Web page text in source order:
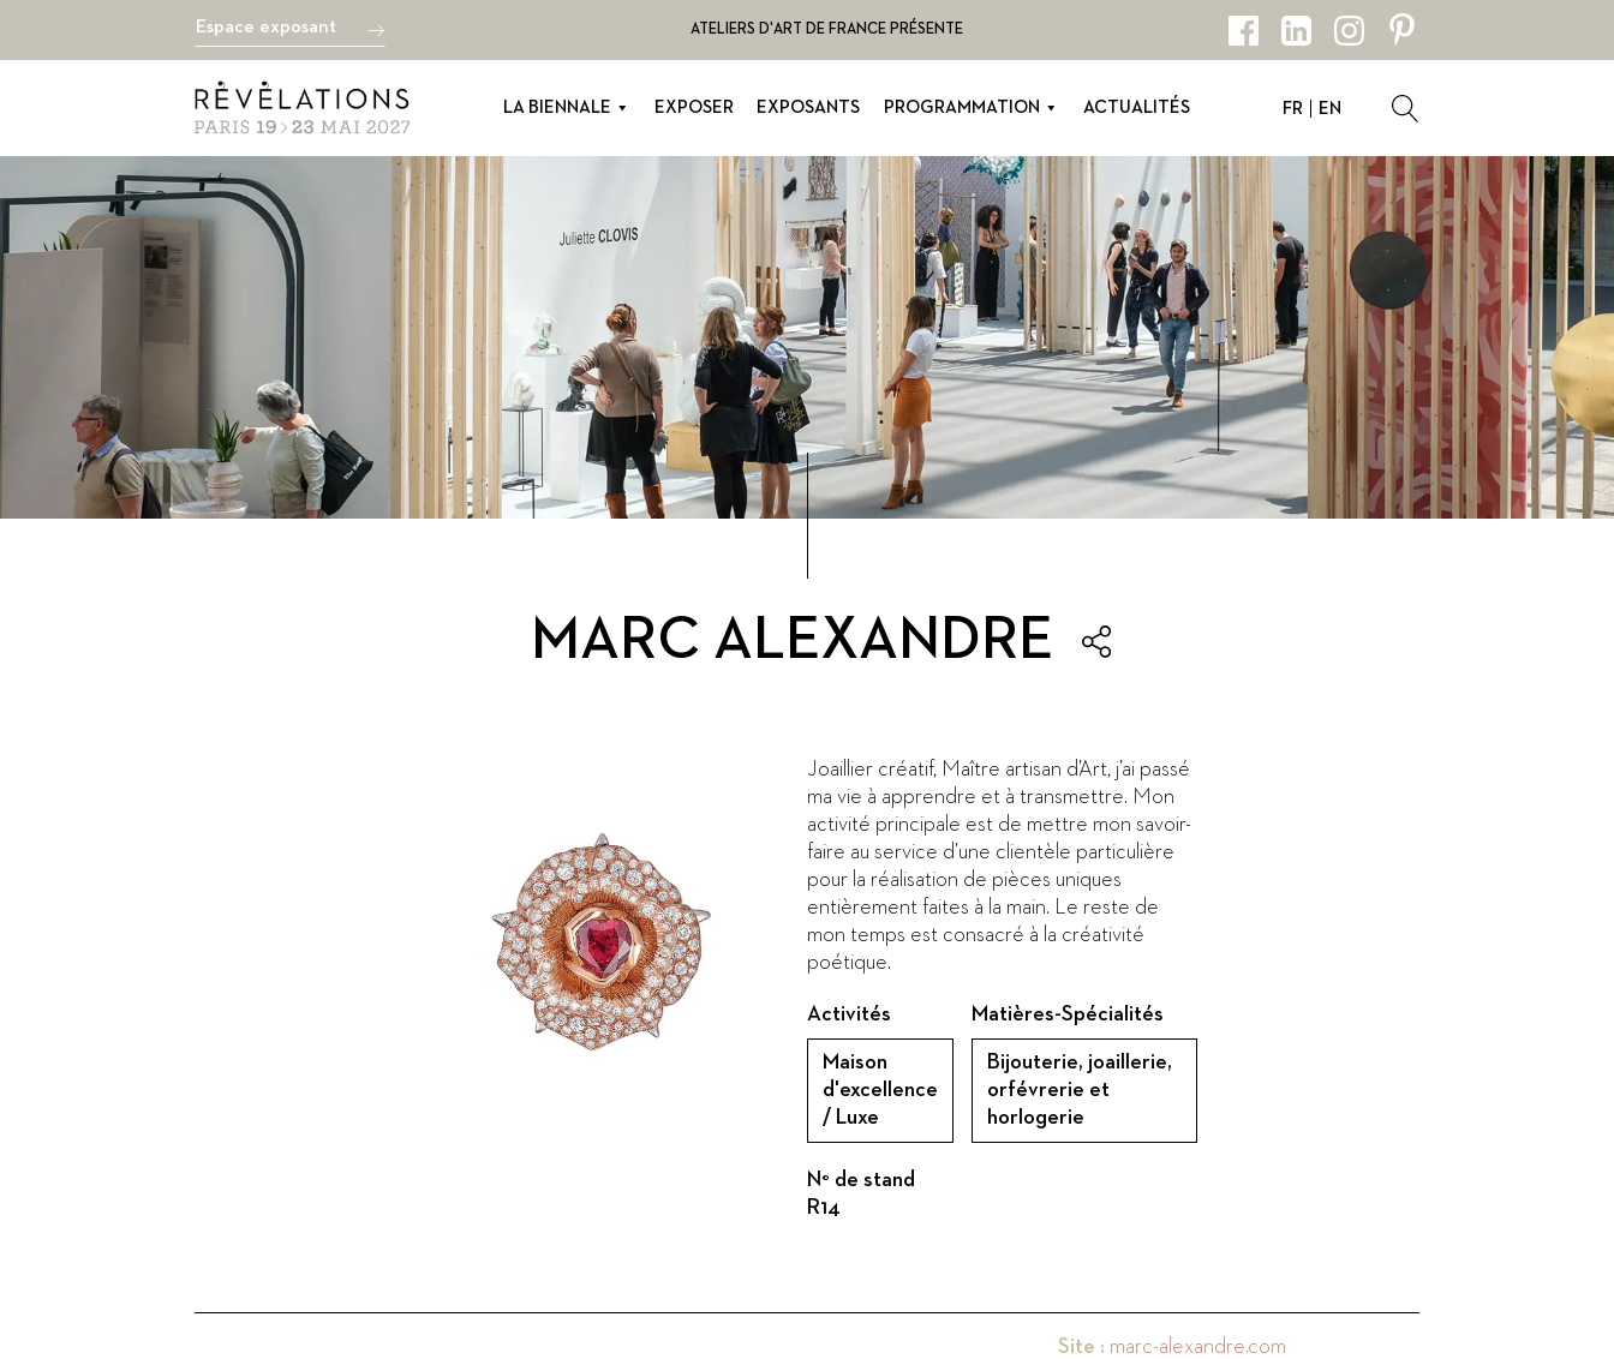
Espace exposant ATELIERS D'ART DE FRANCE PRÉSENTE
LA BIENNALE EXPOSER EXPOSANTS PROGRAMMATION ACTUALITÉS FR EN
MARC ALEXANDRE
Joaillier créatif, Maître artisan d’Art, j’ai passé
ma vie à apprendre et à transmettre. Mon
activité principale est de mettre mon savoir-
faire au service d’une clientèle particulière
pour la réalisation de pièces uniques
entièrement faites à la main. Le reste de
mon temps est consacré à la créativité
poétique.
Activités
Maison
d'excellence
/ Luxe
Matières-Spécialités
Bijouterie, joaillerie,
orfévrerie et
horlogerie
N° de stand
R14
Site : marc-alexandre.com